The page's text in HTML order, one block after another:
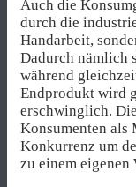
Auch die
durch die
Handarbeit,
Dadurch nämlich
während
Endprodukt wird
erschwinglich.
Konsumenten
Konkurrenz um
zu einem